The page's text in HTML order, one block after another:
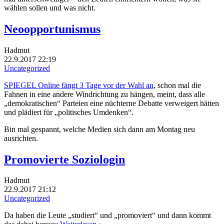
wählen sollen und was nicht.
Neoopportunismus
Hadmut
22.9.2017 22:19
Uncategorized
SPIEGEL Online fängt 3 Tage vor der Wahl an, schon mal die
Fahnen in eine andere Windrichtung zu hängen, meint, dass alle
„demokratischen“ Parteien eine nüchterne Debatte verweigert hätten
und plädiert für „politisches Umdenken“.
Bin mal gespannt, welche Medien sich dann am Montag neu
ausrichten.
Promovierte Soziologin
Hadmut
22.9.2017 21:12
Uncategorized
Da haben die Leute „studiert“ und „promoviert“ und dann kommt